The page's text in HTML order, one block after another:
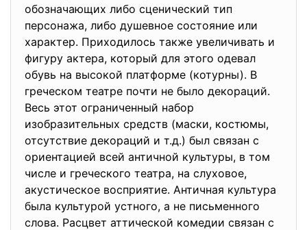
обозначающих либо сценический тип
персонажа, либо душевное состояние или
характер. Приходилось также увеличивать и
фигуру актера, который для этого одевал
обувь на высокой платформе (котурны). В
греческом театре почти не было декораций.
Весь этот ограниченный набор
изобразительных средств (маски, костюмы,
отсутствие декораций и т.д.) был связан с
ориентацией всей античной культуры, в том
числе и греческого театра, на слуховое,
акустическое восприятие. Античная культура
была культурой устного, а не письменного
слова. Расцвет аттической комедии связан с